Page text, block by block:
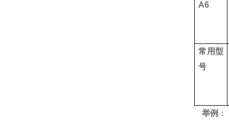
A6
常用型
号
举例 ：